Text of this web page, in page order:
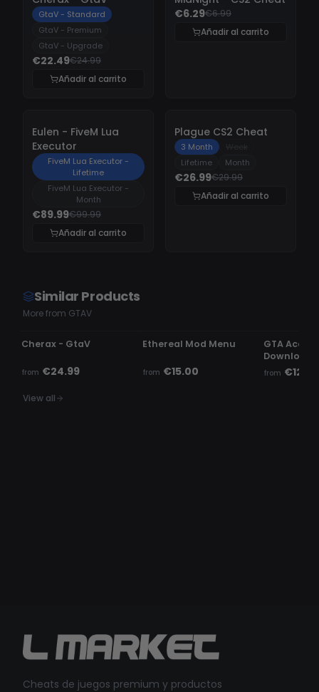
GtaV - Standard
GtaV - Premium
GtaV - Upgrade
€22.49€24.99
Añadir al carrito
€6.29€6.99
Añadir al carrito
10%
Eulen - FiveM Lua
Executor
FiveM Lua Executor -
Lifetime
FiveM Lua Executor -
Month
€89.99€99.99
Añadir al carrito
-
Plague CS2 Cheat
3 Month
Lifetime
Month
€26.99€29.99
Añadir al carrito
Similar Products
More from GTAV
UNDETECTED
Cherax - GtaV
from €24.99
Ethereal Mod Menu
from €15.00
GTA
Download )
from €12.16
View all
Cheats de juegos premium y productos